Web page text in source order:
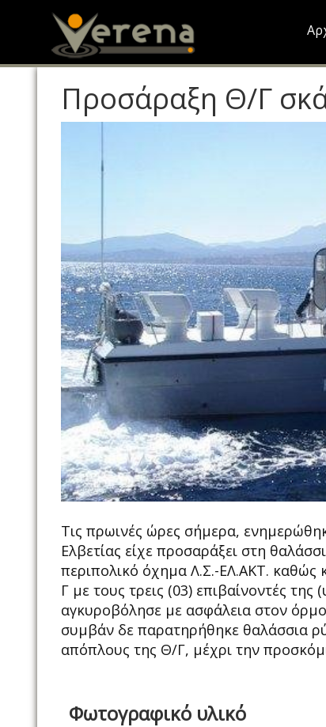
Προσάραξη Θ/Γ
Τις πρωινές ώρες σήμερα,
Ελβετίας είχε προσαράξει στη
περιπολικό όχημα Λ.Σ.-ΕΛ.ΑΚΤ. καθώς
Γ με τους τρεις (03) επιβαίνοντές
αγκυροβόλησε με ασφάλεια στον
συμβάν δε παρατηρήθηκε θαλάσσια
απόπλους της Θ/Γ, μέχρι την
Φωτογραφικό υλικό